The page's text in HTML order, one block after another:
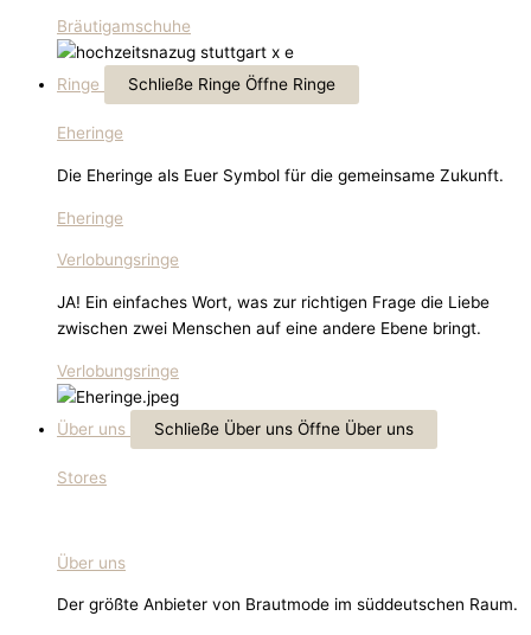
Bräutigamschuhe
Ringe Schließe Ringe Öffne Ringe
Eheringe
Die Eheringe als Euer Symbol für die gemeinsame Zukunft.
Eheringe
Verlobungsringe
JA! Ein einfaches Wort, was zur richtigen Frage die Liebe
zwischen zwei Menschen auf eine andere Ebene bringt.
Verlobungsringe
Über uns Schließe Über uns Öffne Über uns
Stores
Über uns
Der größte Anbieter von Brautmode im süddeutschen Raum.